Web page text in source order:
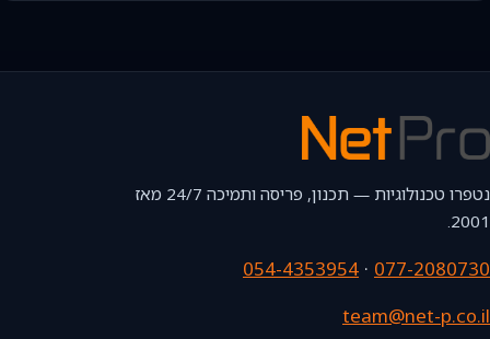
נטפרו טכנולוגיות — תכנון, פריסה ותמיכה 24/7 מאז
2001.
077-2080730
·
054-4353954
team@net-p.co.il